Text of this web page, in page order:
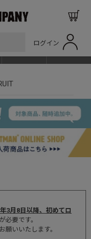
ログイン
3月8日以降、初めてロ
必要です。
願いいたします。